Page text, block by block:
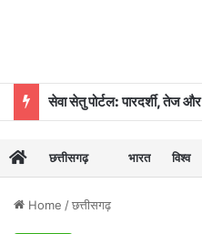
छत्तीसगढ़ भारत विश्व
Home /छत्तीसगढ़